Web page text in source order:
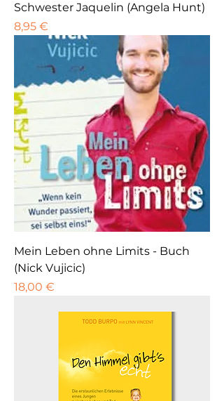
Schwester Jaquelin (Angela Hunt)
Preis
8,95 €
Mein Leben ohne Limits - Buch
(Nick Vujicic)
Preis
18,00 €